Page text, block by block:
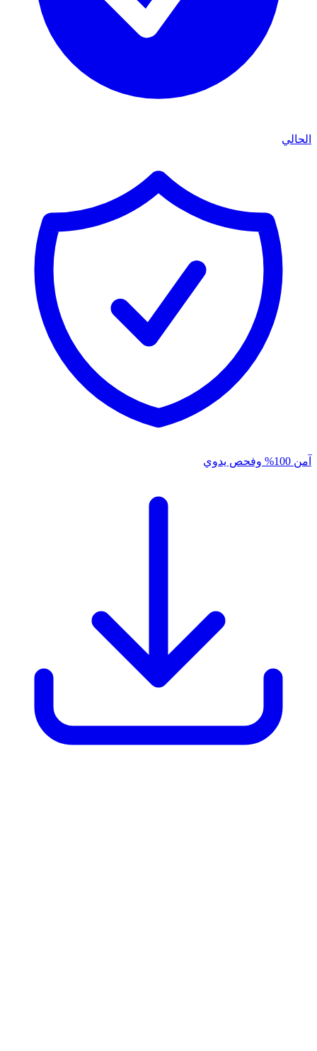
الحالي
آمن 100% وفحص يدوي